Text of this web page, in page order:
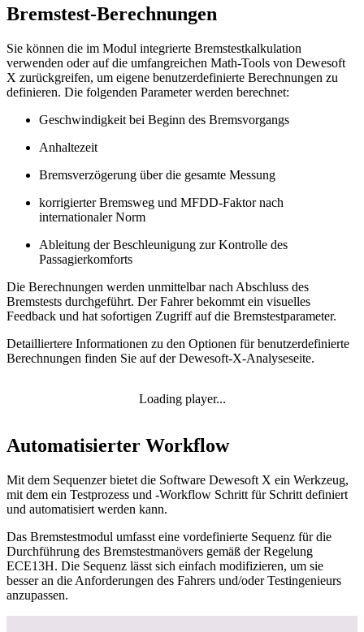
Bremstest-Berechnungen
Sie können die im Modul integrierte Bremstestkalkulation
verwenden oder auf die umfangreichen Math-Tools von Dewesoft
X zurückgreifen, um eigene benutzerdefinierte Berechnungen zu
definieren. Die folgenden Parameter werden berechnet:
Geschwindigkeit bei Beginn des Bremsvorgangs
Anhaltezeit
Bremsverzögerung über die gesamte Messung
korrigierter Bremsweg und MFDD-Faktor nach
internationaler Norm
Ableitung der Beschleunigung zur Kontrolle des
Passagierkomforts
​​​​​​​Die Berechnungen werden unmittelbar nach Abschluss des
Bremstests durchgeführt. Der Fahrer bekommt ein visuelles
Feedback und hat sofortigen Zugriff auf die Bremstestparameter.
Detailliertere Informationen zu den Optionen für benutzerdefinierte
Berechnungen finden Sie auf der Dewesoft-X-Analyseseite​​​​​​​.
Loading player...
Automatisierter Workflow
Mit dem Sequenzer bietet die Software Dewesoft X ein Werkzeug,
mit dem ein Testprozess und -Workflow Schritt für Schritt definiert
und automatisiert werden kann.
Das Bremstestmodul umfasst eine vordefinierte Sequenz für die
Durchführung des Bremstestmanövers gemäß der Regelung
ECE13H. Die Sequenz lässt sich einfach modifizieren, um sie
besser an die Anforderungen des Fahrers und/oder Testingenieurs
anzupassen.